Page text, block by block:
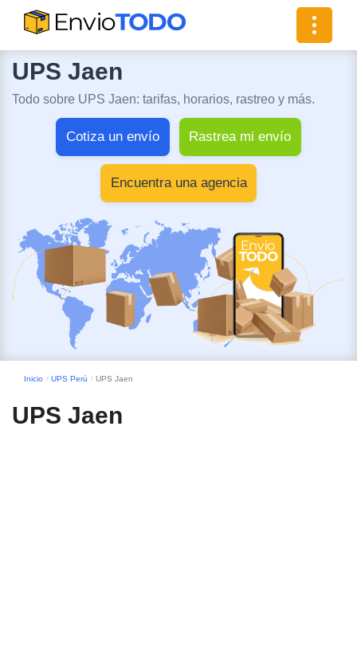
Toggle
UPS Jaen
Todo sobre UPS Jaen: tarifas, horarios, rastreo y más.
Cotiza un envío Rastrea mi envío
Encuentra una agencia
Inicio UPS Perú UPS Jaen
UPS Jaen